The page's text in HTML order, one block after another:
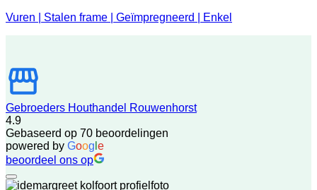
Vuren | Stalen frame | Geïmpregneerd | Enkel
Gebroeders Houthandel Rouwenhorst
4.9
Gebaseerd op 70 beoordelingen
powered by Goog e
beoordeel ons op